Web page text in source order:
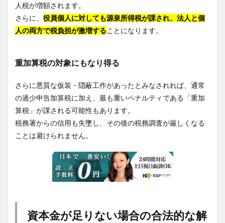
人税が増額されます。
さらに、 役員個人に対しても源泉所得税が課され、法人と個
人の両方で税負担が激増することになります。
重加算税の対象にもなり得る
さらに悪質な仮装・隠蔽工作があったとみなされれば、通常
の過少申告加算税に加え、最も重いペナルティである「重加
算税」が課される可能性もあります。
税務署からの信用も失墜し、その後の税務調査が厳しくなる
ことは避けられません。
資本金が足りない場合の合法的な解